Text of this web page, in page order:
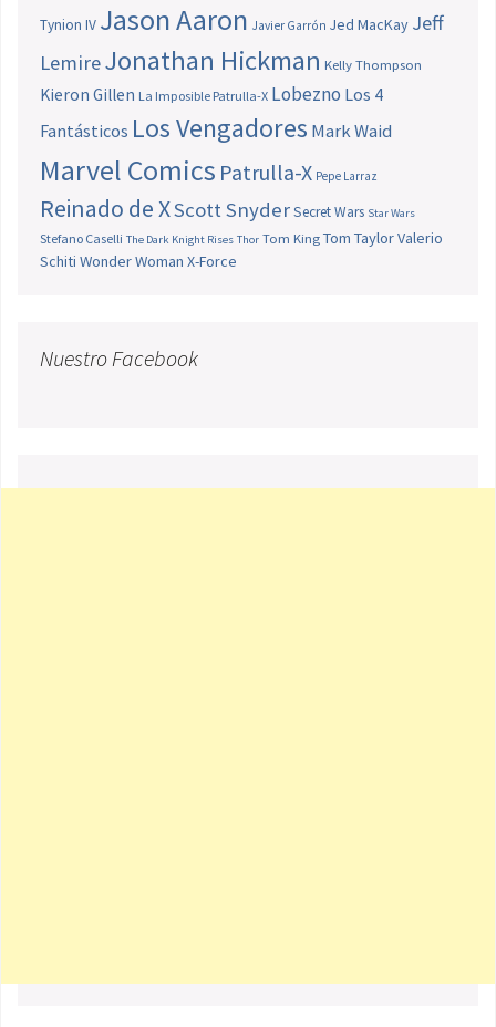
Tynion IV Jason Aaron Javier Garrón Jed MacKay Jeff
LemireJonathan Hickman Kelly Thompson
Kieron Gillen La Imposible Patrulla-X Lobezno Los 4
Fantásticos Los Vengadores Mark Waid
Marvel Comics Patrulla-X Pepe Larraz
Reinado de XScott SnyderSecret Wars Star Wars
Stefano Caselli The Dark Knight Rises Thor Tom King Tom TaylorValerio
Schiti Wonder Woman X-Force
Nuestro Facebook